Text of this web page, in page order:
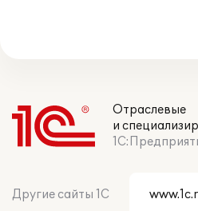
Отраслевые
и
Другие сайты 1С